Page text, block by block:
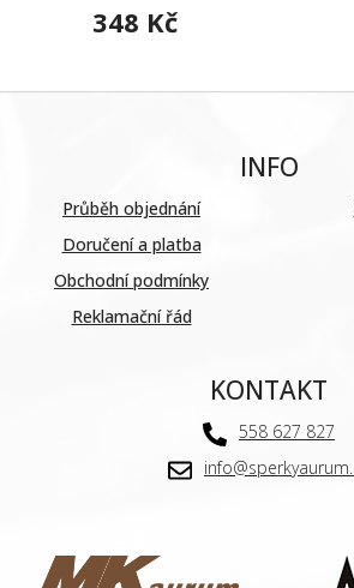
348 Kč
INFO
Průběh objednání
Doručení a platba
Obchodní podmínky
Reklamační řád
KONTAKT
558 627 827